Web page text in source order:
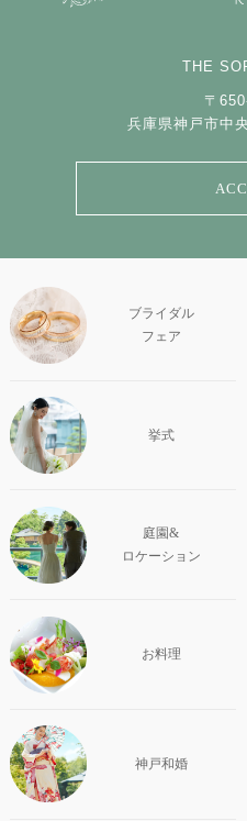
THE
〒
兵庫県神戸市中
ブライダル
フェア
挙式
庭園&
ロケーション
お料理
神戸和婚